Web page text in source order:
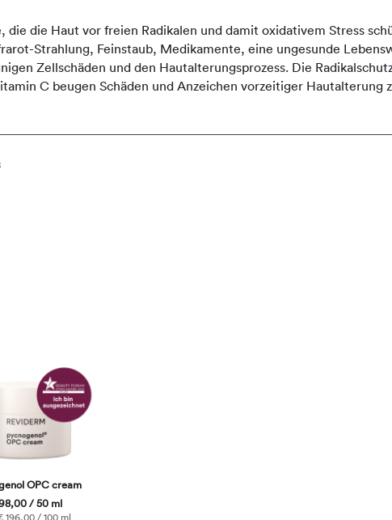
die Haut vor freien Radikalen und damit oxidativem Stress
Strahlung, Feinstaub, Medikamente, eine ungesunde
Zellschäden und den Hautalterungsprozess. Die
C beugen Schäden und Anzeichen vorzeitiger Hautalterung
OPC cream
/ 50 ml